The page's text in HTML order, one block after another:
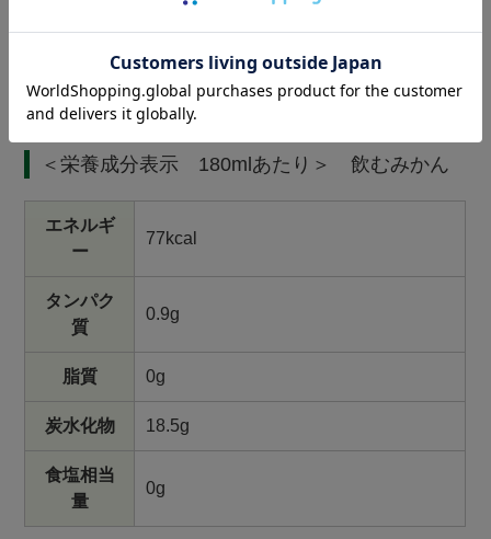
製造日より12ヶ月（商品に記載してお
ります）
保存方法 直射日光を避け、常温保存
＜栄養成分表示 180mlあたり＞ 飲むみかん
エネルギ
ー
77kcal
タンパク
質
0.9g
脂質 0g
炭水化物 18.5g
食塩相当
量
0g